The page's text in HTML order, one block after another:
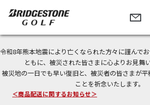
令和8年熊本地震により亡くなられた方々に謹んで
ともに、被災された皆さまに心よりお見舞
被災地の一日でも早い復旧と、被災者の皆さまが
ことを祈念いたします。
今なら新規会員登録で1,000円OFFクーポンプレ
＜商品配送に関するお知らせ＞
＜夏季休暇中のご注文・発送・お問い合わせ＞